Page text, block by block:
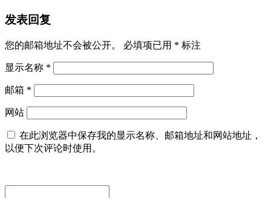
发表回复
您的邮箱地址不会被公开。 必填项已用 * 标注
显示名称 *
邮箱 *
网站
在此浏览器中保存我的显示名称、邮箱地址和网站地址，
以便下次评论时使用。